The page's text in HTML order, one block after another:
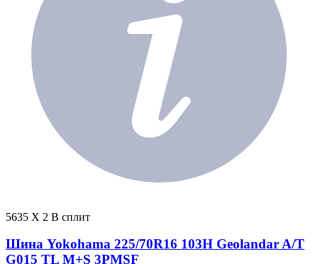
5635 X 2 В сплит
Шина Yokohama 225/70R16 103H Geolandar A/T
G015 TL M+S 3PMSF